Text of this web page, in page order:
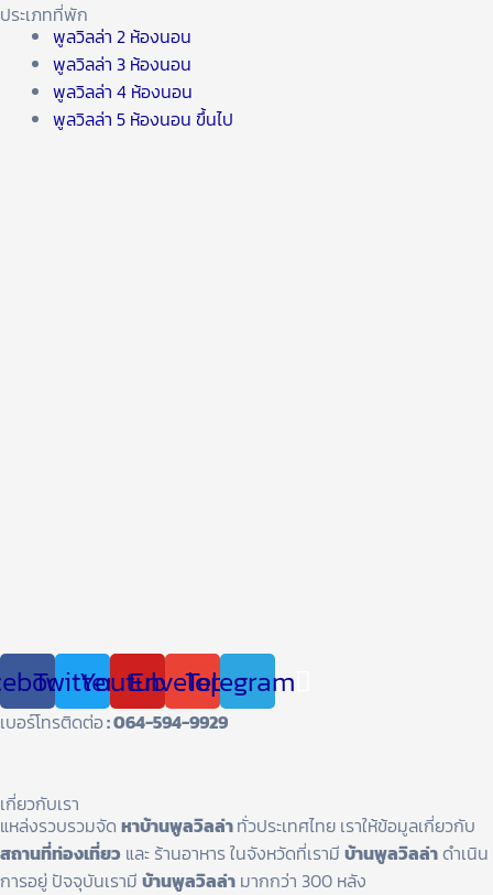
ประเภทที่พัก
พูลวิลล่า 2 ห้องนอน
พูลวิลล่า 3 ห้องนอน
พูลวิลล่า 4 ห้องนอน
พูลวิลล่า 5 ห้องนอน ขึ้นไป
TwitterYoutubeEnvelopeTelegram
เบอร์โทรติดต่อ: 064-594-9929
เกี่ยวกับเรา
แหล่งรวบรวมจัด หาบ้านพูลวิลล่าทั่วประเทศไทย เราให้ข้อมูลเกี่ยวกับ
สถานที่ท่องเที่ยว และ ร้านอาหาร ในจังหวัดที่เรามี บ้านพูลวิลล่าดำเนิน
การอยู่ ปัจจุบันเรามี บ้านพูลวิลล่า มากกว่า 300 หลัง